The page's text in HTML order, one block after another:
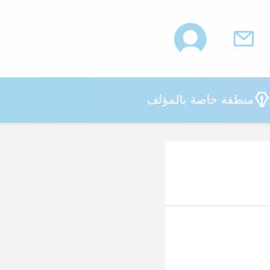

منطقة خاصة بالمؤلف